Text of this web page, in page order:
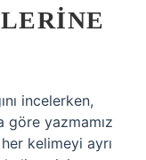
incelerken,
göre yazmamız
kelimeyi ayrı